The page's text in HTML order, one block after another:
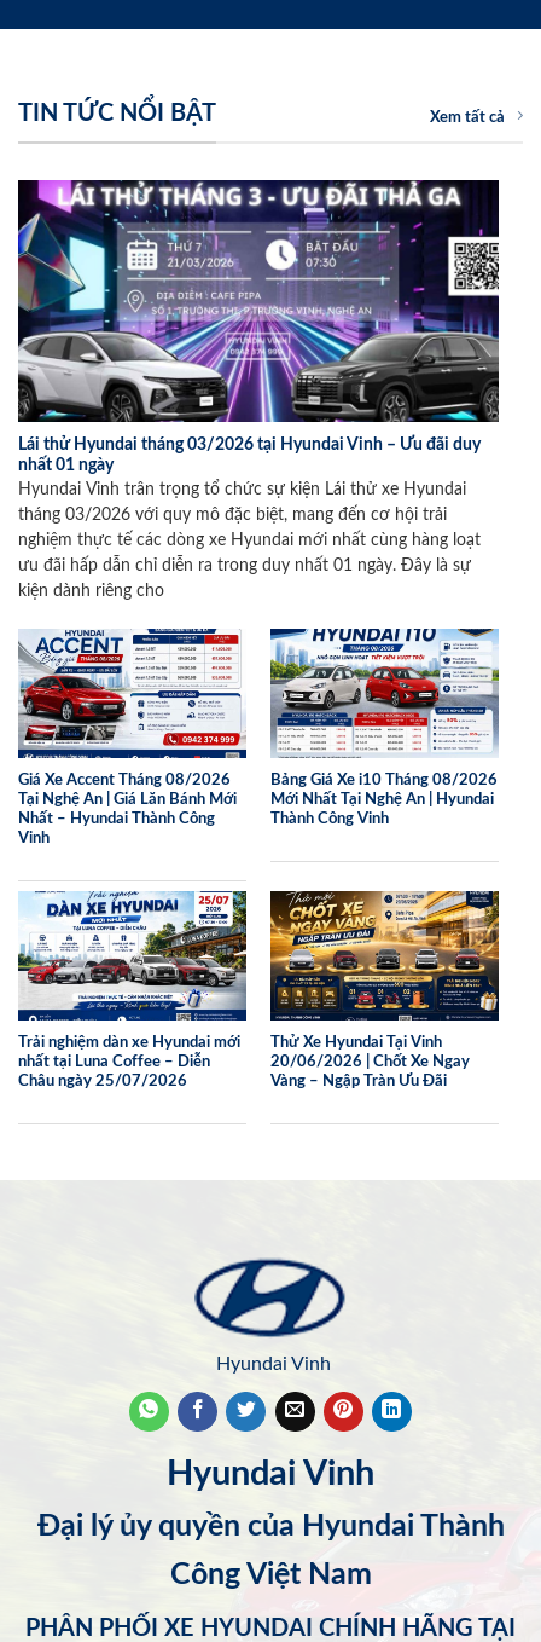
TIN TỨC NỔI BẬT Xem tất cả
Lái thử Hyundai tháng 03/2026 tại Hyundai Vinh – Ưu đãi duy
nhất 01 ngày
Hyundai Vinh trân trọng tổ chức sự kiện Lái thử xe Hyundai
tháng 03/2026 với quy mô đặc biệt, mang đến cơ hội trải
nghiệm thực tế các dòng xe Hyundai mới nhất cùng hàng loạt
ưu đãi hấp dẫn chỉ diễn ra trong duy nhất 01 ngày. Đây là sự
kiện dành riêng cho
Giá Xe Accent Tháng 08/2026
Tại Nghệ An | Giá Lăn Bánh Mới
Nhất – Hyundai Thành Công
Vinh
Bảng Giá Xe i10 Tháng 08/2026
Mới Nhất Tại Nghệ An | Hyundai
Thành Công Vinh
Trải nghiệm dàn xe Hyundai mới
nhất tại Luna Coffee – Diễn
Châu ngày 25/07/2026
Thử Xe Hyundai Tại Vinh
20/06/2026 | Chốt Xe Ngay
Vàng – Ngập Tràn Ưu Đãi
Hyundai Vinh
Hyundai Vinh
Đại lý ủy quyền của Hyundai Thành
Công Việt Nam
PHÂN PHỐI XE HYUNDAI CHÍNH HÃNG TẠI